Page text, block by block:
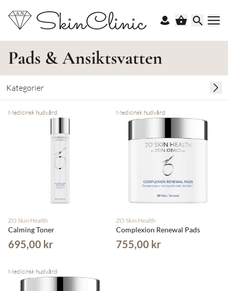
Pads & Ansiktsvatten
Kategorier
Medicinsk hudvård
ZO Skin Health
Calming Toner
695,00 kr
Medicinsk hudvård
ZO Skin Health
Complexion Renewal Pads
755,00 kr
Medicinsk hudvård